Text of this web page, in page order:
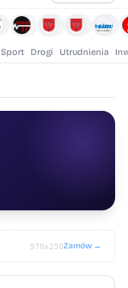
Sport Drogi Utrudnienia
970×250Zamów →